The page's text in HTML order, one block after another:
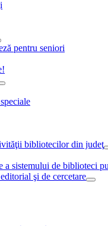
pentru seniori
bibliotecilor din judeţ
a sistemului de biblioteci
şi de cercetare